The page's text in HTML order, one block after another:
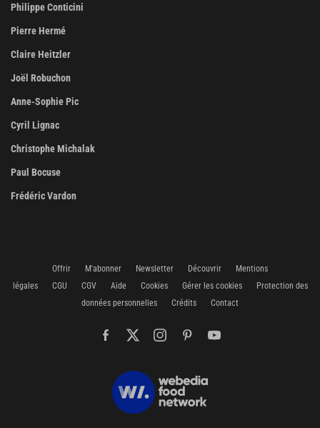
Philippe Conticini
Pierre Hermé
Claire Heitzler
Joël Robuchon
Anne-Sophie Pic
Cyril Lignac
Christophe Michalak
Paul Bocuse
Frédéric Vardon
Offrir M'abonner Newsletter Découvrir
Mentions
légales
CGU CGV Aide Cookies Gérer les cookies
Protection des
données personnelles
Crédits Contact